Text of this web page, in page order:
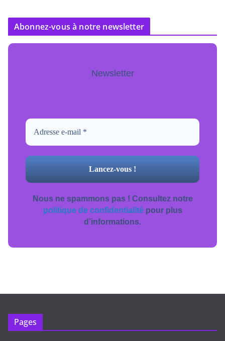
Abonnez-vous à notre newsletter
Newsletter
Nous ne spammons pas ! Consultez notre
politique de confidentialitépour plus
d’informations.
Pages